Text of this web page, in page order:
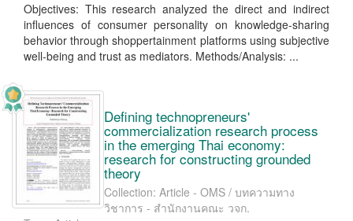
Objectives: This research analyzed the direct and indirect
influences of consumer personality on knowledge-sharing
behavior through shoppertainment platforms using subjective
well-being and trust as mediators. Methods/Analysis: ...
Defining technopreneurs'
commercialization research process
in the emerging Thai economy:
research for constructing grounded
theory
Collection: Article - OMS / บทความทาง
วิชาการ - สำนักงานคณะ วจก.